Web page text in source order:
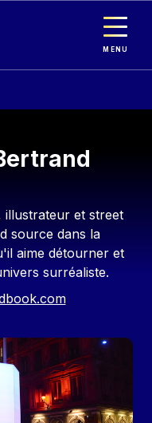
MENU
illustrateur et street
source dans la
aime détourner et
surréaliste.